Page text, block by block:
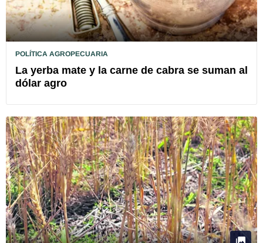
POLÍTICA AGROPECUARIA
La yerba mate y la carne de cabra se suman al
dólar agro